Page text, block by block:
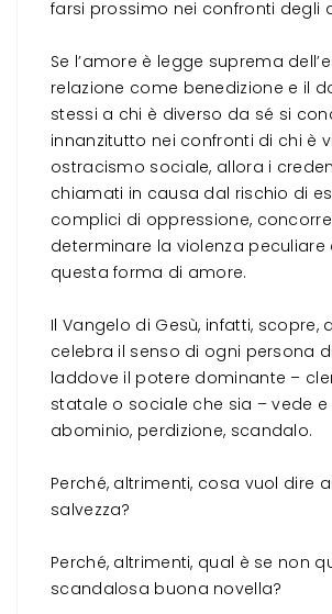
farsi prossimo nei confronti degli
Se l’amore è legge suprema
relazione come benedizione e il
stessi a chi è diverso da sé si
innanzitutto nei confronti di chi è
ostracismo sociale, allora i
chiamati in causa dal rischio di
complici di oppressione,
determinare la violenza peculiare
questa forma di amore.
Il Vangelo di Gesù, infatti, scopre,
celebra il senso di ogni persona
laddove il potere dominante –
statale o sociale che sia – vede
abominio, perdizione, scandalo.
Perché, altrimenti, cosa vuol dire
salvezza?
Perché, altrimenti, qual è se non
scandalosa buona novella?